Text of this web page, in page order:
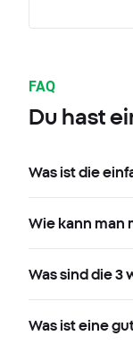
FAQ
Du hast
Was ist die
Wie kann man
Was sind die
Was ist eine